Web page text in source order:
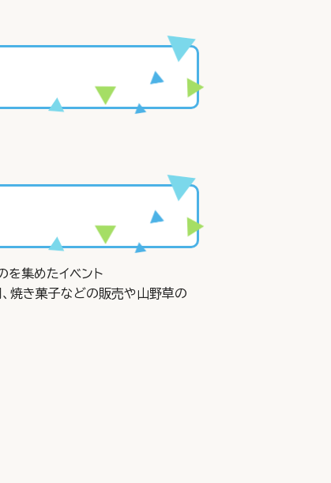
を集めたイベント
焼き菓子などの販売や山野草の